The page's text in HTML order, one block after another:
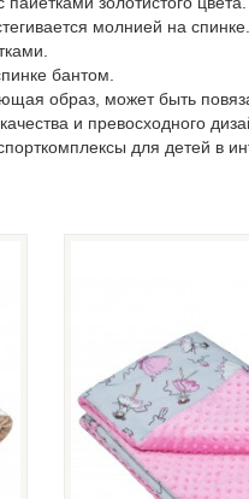
молнией на спинке.
бантом.
образ, может быть
и превосходного
для детей в